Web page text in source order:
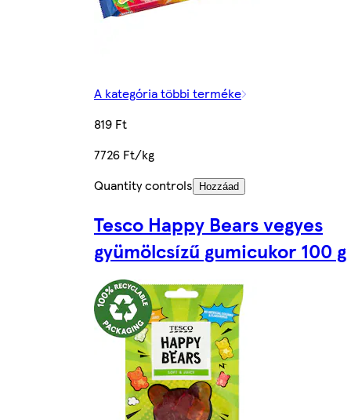
A kategória többi terméke
819 Ft
7726 Ft/kg
Quantity controls
Hozzáad
Tesco Happy Bears vegyes
gyümölcsízű gumicukor 100 g